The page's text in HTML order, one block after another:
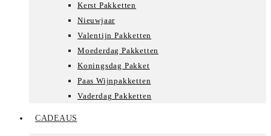
Kerst Pakketten
Nieuwjaar
Valentijn Pakketten
Moederdag Pakketten
Koningsdag Pakket
Paas Wijnpakketten
Vaderdag Pakketten
CADEAUS